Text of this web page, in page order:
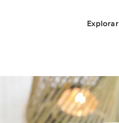
Explorar